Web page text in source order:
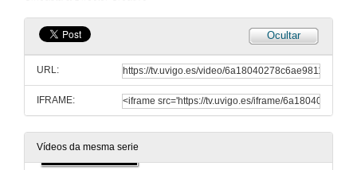
Ocultar
URL:
IFRAME:
Vídeos da mesma serie
#Marcamos a diferenza